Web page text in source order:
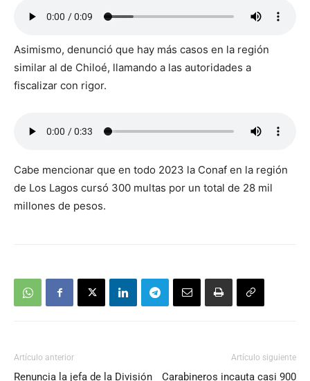
Asimismo, denunció que hay más casos en la región
similar al de Chiloé, llamando a las autoridades a
fiscalizar con rigor.
Cabe mencionar que en todo 2023 la Conaf en la región
de Los Lagos cursó 300 multas por un total de 28 mil
millones de pesos.
Artículo anterior
Renuncia la jefa de la División
Artículo siguiente
Carabineros incauta casi 900